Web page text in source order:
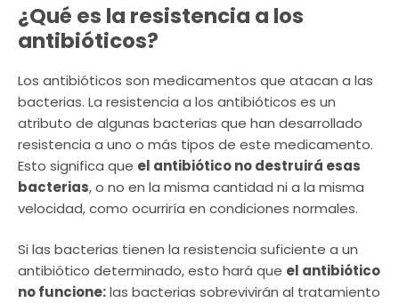
¿Qué es la resistencia a los
antibióticos?
Los antibióticos son medicamentos que atacan a las
bacterias. La resistencia a los antibióticos es un
atributo de algunas bacterias que han desarrollado
resistencia a uno o más tipos de este medicamento.
Esto significa que el antibiótico no destruirá esas
bacterias, o no en la misma cantidad ni a la misma
velocidad, como ocurriría en condiciones normales.
Si las bacterias tienen la resistencia suficiente a un
antibiótico determinado, esto hará que el antibiótico
no funcione:las bacterias sobrevivirán al tratamiento